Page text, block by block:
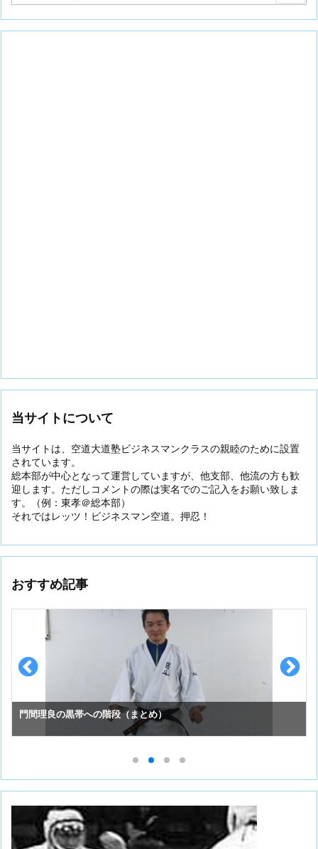
当サイトについて
当サイトは、空道大道塾ビジネスマンクラスの親睦のために設置
されています。
総本部が中心となって運営していますが、他支部、他流の方も歓
迎します。ただしコメントの際は実名でのご記入をお願い致しま
す。（例：東孝＠総本部）
それではレッツ！ビジネスマン空道。押忍！
おすすめ記事
門間理良の黒帯への階段（まとめ）